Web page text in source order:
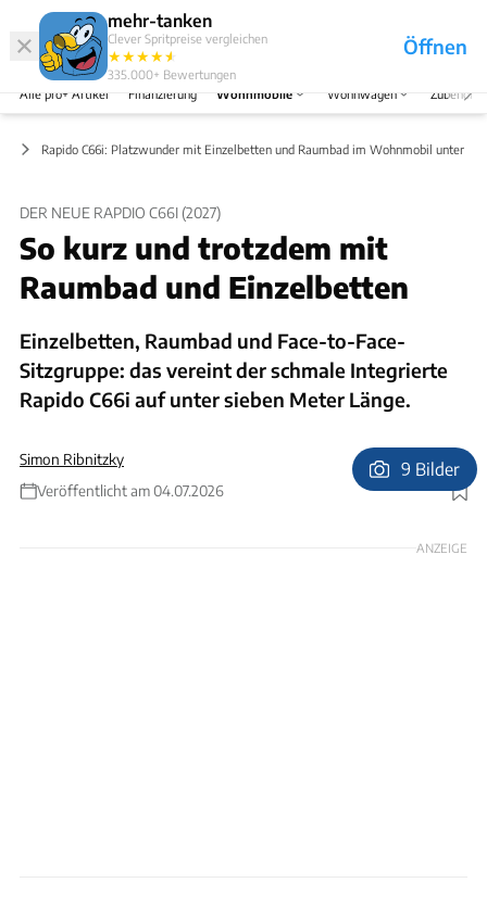
mehr-tanken
Clever Spritpreise vergleichen
★★★★★
★
335.000+ Bewertungen
Öffnen
Abo
Abo
Menü
Alle pro+ Artikel Finanzierung Wohnmobile Wohnwagen Zubehör
Rapido C66i: Platzwunder mit Einzelbetten und Raumbad im Wohnmobil unter 7
DER NEUE RAPDIO C66I (2027)
So kurz und trotzdem mit
Raumbad und Einzelbetten
Einzelbetten, Raumbad und Face-to-Face-
Sitzgruppe: das vereint der schmale Integrierte
Rapido C66i auf unter sieben Meter Länge.
Simon Ribnitzky
Veröffentlicht am 04.07.2026
Foto: Simon Ribnitzky
9 Bilder
ANZEIGE